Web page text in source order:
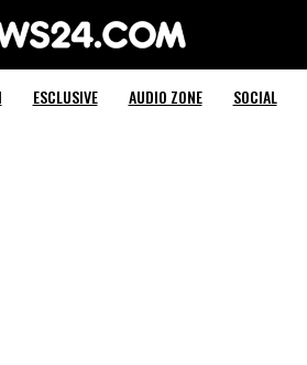
24
ESCLUSIVE AUDIO ZONE SOCIAL